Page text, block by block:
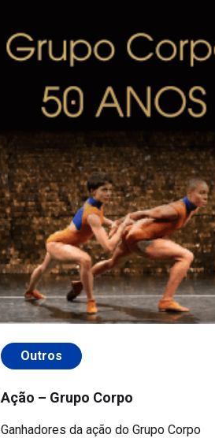
Outros
Ação – Grupo Corpo
Ganhadores da ação do Grupo Corpo